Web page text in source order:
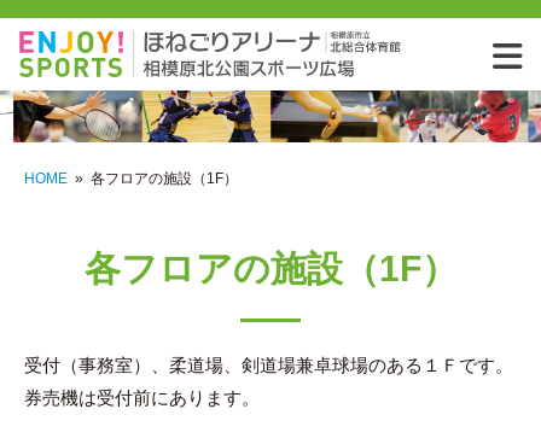
HOME » 各フロアの施設（1F）
各フロアの施設（1F）
受付（事務室）、柔道場、剣道場兼卓球場のある１Ｆです。
券売機は受付前にあります。